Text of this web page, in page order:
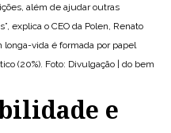
além de ajudar outras
explica o CEO da Polen, Renato
longa-vida é formada por papel
(20%). Foto: Divulgação | do bem
e